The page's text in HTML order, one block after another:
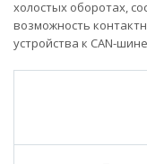
холостых оборотах,
возможность
устройства к CAN-